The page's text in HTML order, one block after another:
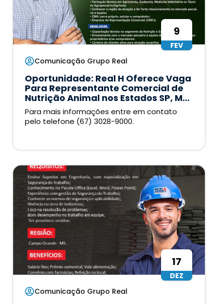
9
FEV
Comunicação Grupo Real
Oportunidade: Real H Oferece Vaga
Para Representante Comercial de
Nutrição Animal nos Estados SP, MG,
PR
Para mais informações entre em contato
pelo telefone (67) 3028-9000.
17
DEZ
Comunicação Grupo Real